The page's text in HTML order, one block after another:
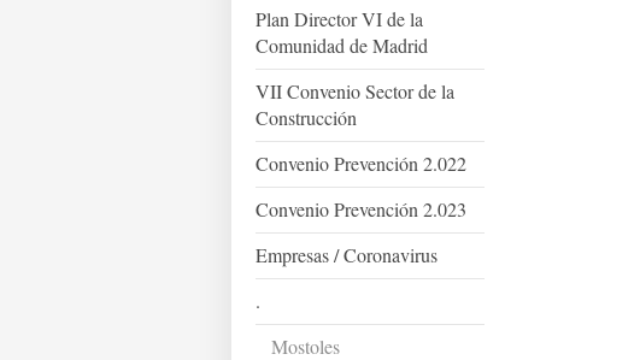
Plan Director VI de la
Comunidad de Madrid
VII Convenio Sector de la
Construcción
Convenio Prevención 2.022
Convenio Prevención 2.023
Empresas / Coronavirus
.
Mostoles